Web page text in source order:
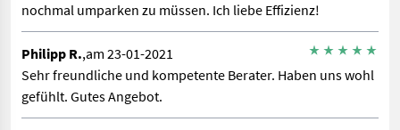
nochmal umparken zu müssen. Ich liebe Effizienz!
Philipp R.,am 23-01-2021
Sehr freundliche und kompetente Berater. Haben uns wohl
gefühlt. Gutes Angebot.